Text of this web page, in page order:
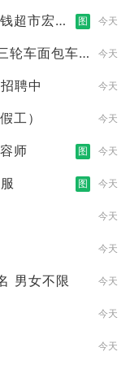
超市宏声
图 今天
轮车面包车
今天
聘中 今天
工） 今天
师 图 今天
图 今天
今天
今天
男女不限 今天
今天
今天